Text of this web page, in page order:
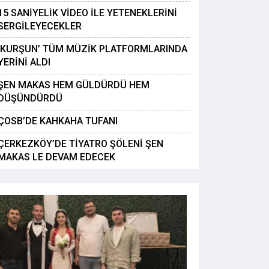
VE KANAL
SANİYELİK VİDEO İLE YETENEKLERİNİ
TÜM MÜZİK PLATFORMLARINDA
ALDI
MAKAS HEM GÜLDÜRDÜ HEM
KAHKAHA TUFANI
TİYATRO ŞÖLENİ ŞEN
LE DEVAM EDECEK